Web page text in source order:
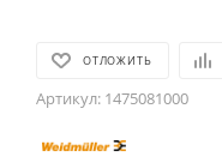
ОТЛОЖИТЬ
Артикул: 1475081000